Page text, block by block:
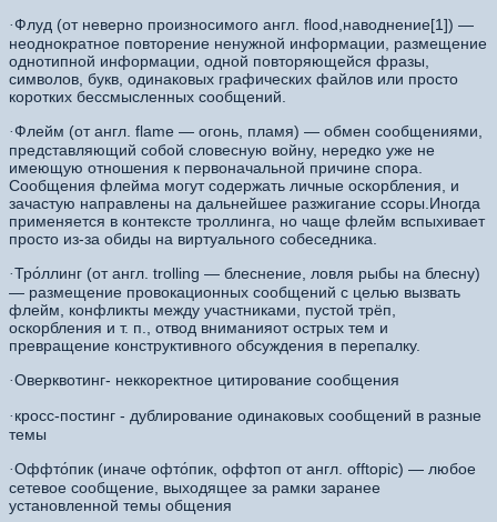
·Флуд (от неверно произносимого англ. flood,наводнение[1]) —
неоднократное повторение ненужной информации, размещение
однотипной информации, одной повторяющейся фразы,
символов, букв, одинаковых графических файлов или просто
коротких бессмысленных сообщений.
·Флейм (от англ. flame — огонь, пламя) — обмен сообщениями,
представляющий собой словесную войну, нередко уже не
имеющую отношения к первоначальной причине спора.
Сообщения флейма могут содержать личные оскорбления, и
зачастую направлены на дальнейшее разжигание ссоры.Иногда
применяется в контексте троллинга, но чаще флейм вспыхивает
просто из-за обиды на виртуального собеседника.
·Тро́ллинг (от англ. trolling — блеснение, ловля рыбы на блесну)
— размещение провокационных сообщений с целью вызвать
флейм, конфликты между участниками, пустой трёп,
оскорбления и т. п., отвод вниманияот острых тем и
превращение конструктивного обсуждения в перепалку.
·Оверквотинг- неккоректное цитирование сообщения
· кросс-постинг - дублирование одинаковых сообщений в разные
темы
·Оффто́пик (иначе офто́пик, оффтоп от англ. offtopic) — любое
сетевое сообщение, выходящее за рамки заранее
установленной темы общения